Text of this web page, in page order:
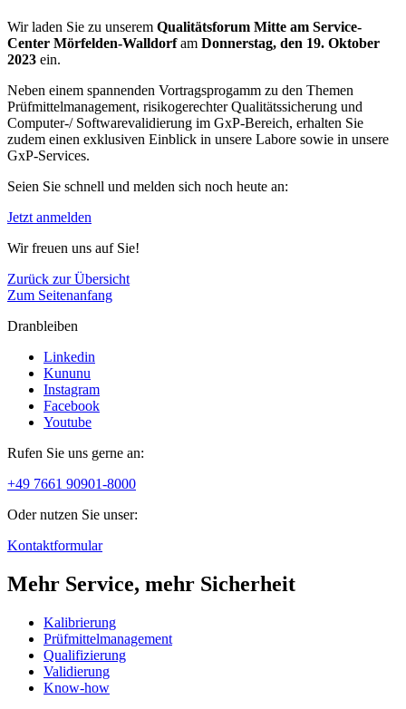
Wir laden Sie zu unserem Qualitätsforum Mitte am Service-
Center Mörfelden-Walldorfam Donnerstag, den 19. Oktober
2023 ein.
Neben einem spannenden Vortragsprogamm zu den Themen
Prüfmittelmanagement, risikogerechter Qualitätssicherung und
Computer-/ Softwarevalidierung im GxP-Bereich, erhalten Sie
zudem einen exklusiven Einblick in unsere Labore sowie in unsere
GxP-Services.
Seien Sie schnell und melden sich noch heute an:
Jetzt anmelden
Wir freuen uns auf Sie!
Zurück zur Übersicht
Zum Seitenanfang
Dranbleiben
Linkedin
Kununu
Instagram
Facebook
Youtube
Rufen Sie uns gerne an:
+49 7661 90901-8000
Oder nutzen Sie unser:
Kontaktformular
Mehr Service, mehr Sicherheit
Kalibrierung
Prüfmittelmanagement
Qualifizierung
Validierung
Know-how